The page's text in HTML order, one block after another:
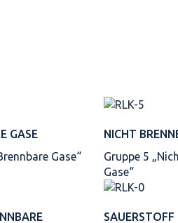
GASE
Gase“
NICHT
Gruppe 5
Gase“
SAUERSTOFF